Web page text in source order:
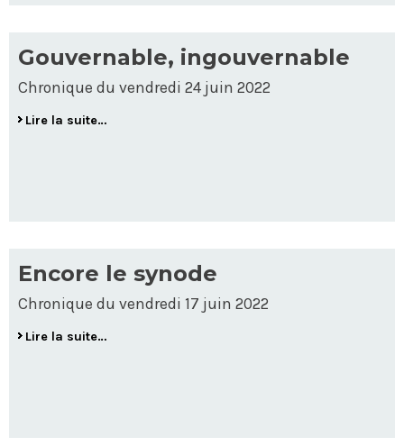
Gouvernable, ingouvernable
Chronique du vendredi 24 juin 2022
Lire la suite…
Encore le synode
Chronique du vendredi 17 juin 2022
Lire la suite…